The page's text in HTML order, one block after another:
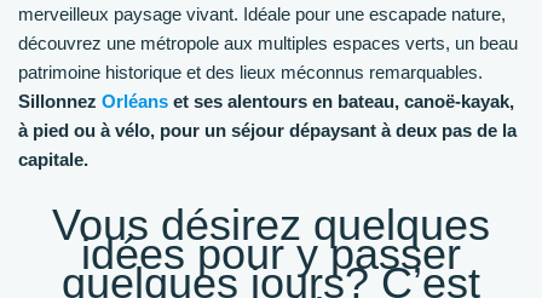
merveilleux paysage vivant. Idéale pour une escapade nature,
découvrez une métropole aux multiples espaces verts, un beau
patrimoine historique et des lieux méconnus remarquables.
Sillonnez Orléans et ses alentours en bateau, canoë-kayak,
à pied ou à vélo, pour un séjour dépaysant à deux pas de la
capitale.
Vous désirez quelques
idées pour y passer
quelques jours? C’est